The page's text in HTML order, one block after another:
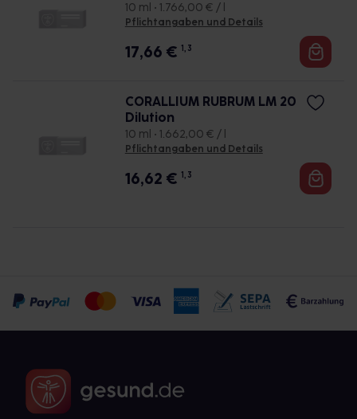
10 ml • 1.766,00 € / l
Pflichtangaben und Details
17,66 € 1, 3
CORALLIUM RUBRUM LM 20
Dilution
10 ml • 1.662,00 € / l
Pflichtangaben und Details
16,62 € 1, 3